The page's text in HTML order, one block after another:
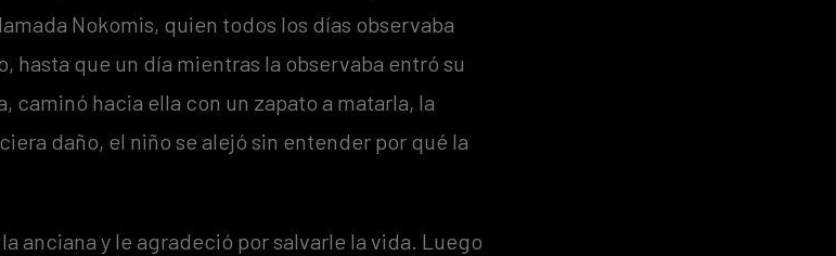
Nokomis, quien todos los días observaba
hasta que un día mientras la observaba entró su
caminó hacia ella con un zapato a matarla, la
daño, el niño se alejó sin entender por qué la
anciana y le agradeció por salvarle la vida. Luego